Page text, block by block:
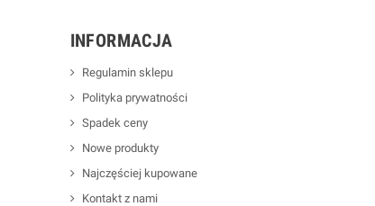
INFORMACJA
Regulamin sklepu
Polityka prywatności
Spadek ceny
Nowe produkty
Najczęściej kupowane
Kontakt z nami